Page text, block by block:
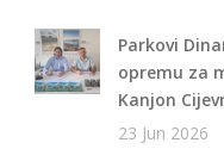
Parkovi
opremu za
Kanjon
23 Jun 2026